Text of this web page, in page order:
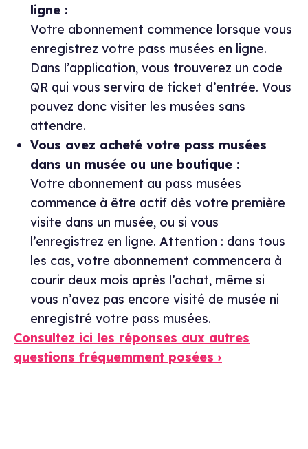
ligne :
Votre abonnement commence lorsque vous
enregistrez votre pass musées en ligne.
Dans l’application, vous trouverez un code
QR qui vous servira de ticket d’entrée. Vous
pouvez donc visiter les musées sans
attendre.
Vous avez acheté votre pass musées
dans un musée ou une boutique :
Votre abonnement au pass musées
commence à être actif dès votre première
visite dans un musée, ou si vous
l’enregistrez en ligne. Attention : dans tous
les cas, votre abonnement commencera à
courir deux mois après l’achat, même si
vous n’avez pas encore visité de musée ni
enregistré votre pass musées.
Consultez ici les réponses aux autres
questions fréquemment posées ›